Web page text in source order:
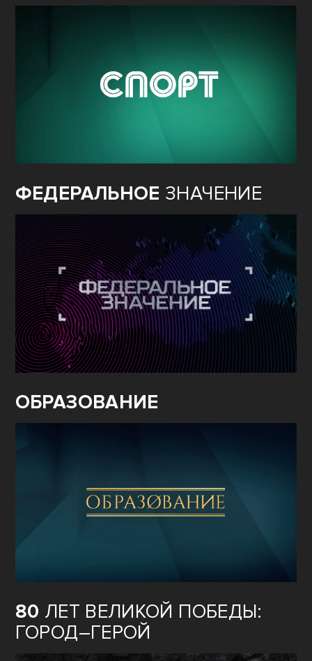
ФЕДЕРАЛЬНОЕ ЗНАЧЕНИЕ
ОБРАЗОВАНИЕ
80 ЛЕТ ВЕЛИКОЙ ПОБЕДЫ:
ГОРОД–ГЕРОЙ